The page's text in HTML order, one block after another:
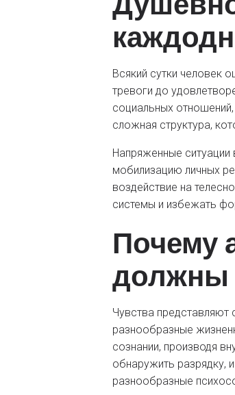
Всякий сутки человек
тревоги до
социальных
сложная структура,
Напряженные
мобилизацию личных
воздействие на
системы и избежать
Почему
должны
Чувства
разнообразные
сознании, производя
обнаружить разрядку,
разнообразные